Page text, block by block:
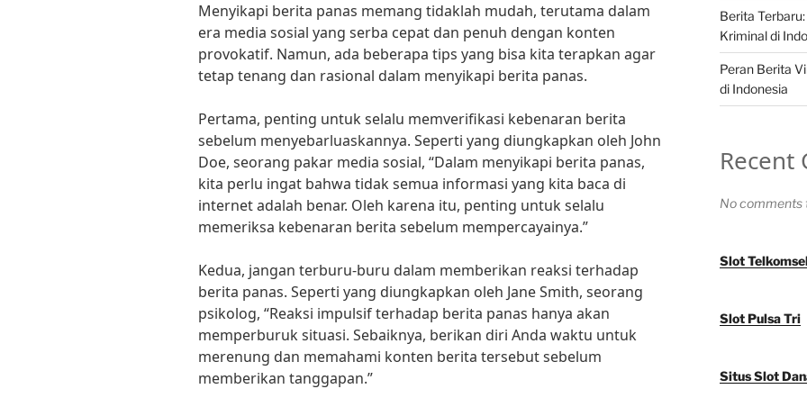
Menyikapi berita panas memang tidaklah mudah, terutama dalam
era media sosial yang serba cepat dan penuh dengan konten
provokatif. Namun, ada beberapa tips yang bisa kita terapkan agar
tetap tenang dan rasional dalam menyikapi berita panas.
Pertama, penting untuk selalu memverifikasi kebenaran berita
sebelum menyebarluaskannya. Seperti yang diungkapkan oleh John
Doe, seorang pakar media sosial, “Dalam menyikapi berita panas,
kita perlu ingat bahwa tidak semua informasi yang kita baca di
internet adalah benar. Oleh karena itu, penting untuk selalu
memeriksa kebenaran berita sebelum mempercayainya.”
Kedua, jangan terburu-buru dalam memberikan reaksi terhadap
berita panas. Seperti yang diungkapkan oleh Jane Smith, seorang
psikolog, “Reaksi impulsif terhadap berita panas hanya akan
memperburuk situasi. Sebaiknya, berikan diri Anda waktu untuk
merenung dan memahami konten berita tersebut sebelum
memberikan tanggapan.”
Berita
Kriminal di
Peran Berita
di Indonesia
Recent
No comments
Slot
Slot Pulsa Tri
Situs Slot